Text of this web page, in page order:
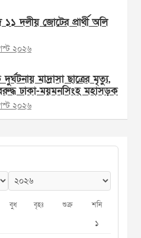
১১ দলীয় জোটের প্রার্থী অলি
২০২৬
মাদ্রাসা ছাত্রের মৃত্যু,
ঢাকা-ময়মনসিংহ মহাসড়ক
২০২৬
বুধ বৃহঃ শুক্র শনি
১